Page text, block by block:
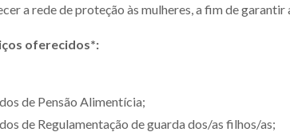
a rede de proteção às mulheres, a fim de
oferecidos*:
de Pensão Alimentícia;
de Regulamentação de guarda dos/as filhos/as;